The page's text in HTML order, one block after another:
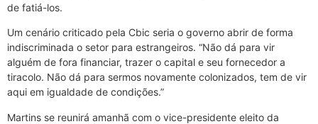
de fatiá-los.
Um cenário criticado pela Cbic seria o governo abrir de forma
indiscriminada o setor para estrangeiros. “Não dá para vir
alguém de fora financiar, trazer o capital e seu fornecedor a
tiracolo. Não dá para sermos novamente colonizados, tem de vir
aqui em igualdade de condições.”
Martins se reunirá amanhã com o vice-presidente eleito da